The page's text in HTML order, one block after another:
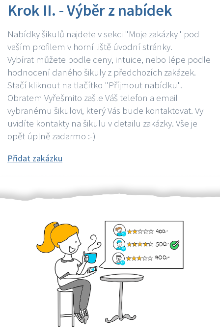
Krok II. - Výběr z nabídek
Nabídky šikulů najdete v sekci "Moje zakázky" pod
vaším profilem v horní liště úvodní stránky.
Vybírat můžete podle ceny, intuice, nebo lépe podle
hodnocení daného šikuly z předchozích zakázek.
Stačí kliknout na tlačítko "Příjmout nabídku".
Obratem Vyřešmito zašle Váš telefon a email
vybranému šikulovi, který Vás bude kontaktovat. Vy
uvidíte kontakty na šikulu v detailu zakázky. Vše je
opět úplně zadarmo :-)
Přidat zakázku